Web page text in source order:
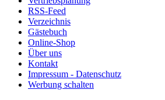
RSS-Feed
Verzeichnis
Gästebuch
Online-Shop
Über uns
Kontakt
Impressum - Datenschutz
Werbung schalten